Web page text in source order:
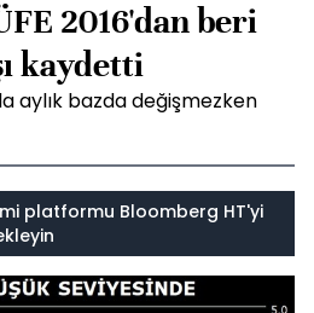
2016'dan beri
kaydetti
aylık bazda değişmezken
platformu Bloomberg HT'yi